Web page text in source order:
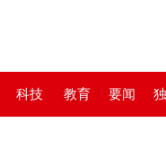
科技 教育 要闻